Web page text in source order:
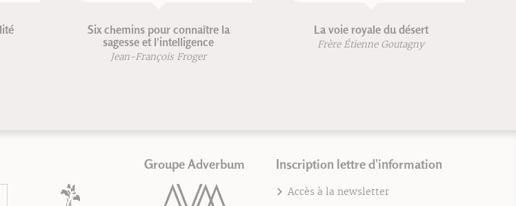
Six chemins pour connaître la
sagesse et l'intelligence
Jean-François Froger
La voie royale du désert
Frère Étienne Goutagny
Groupe Adverbum Inscription lettre d'information
Accès à la newsletter